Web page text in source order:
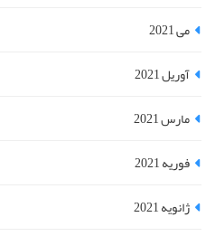
می 2021
آوریل 2021
مارس 2021
فوریه 2021
ژانویه 2021